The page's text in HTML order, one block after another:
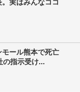
ール熊本で死亡
指示受け...